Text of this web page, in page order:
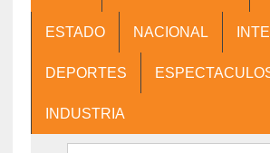
ESTADO NACIONAL
DEPORTES
INDUSTRIA